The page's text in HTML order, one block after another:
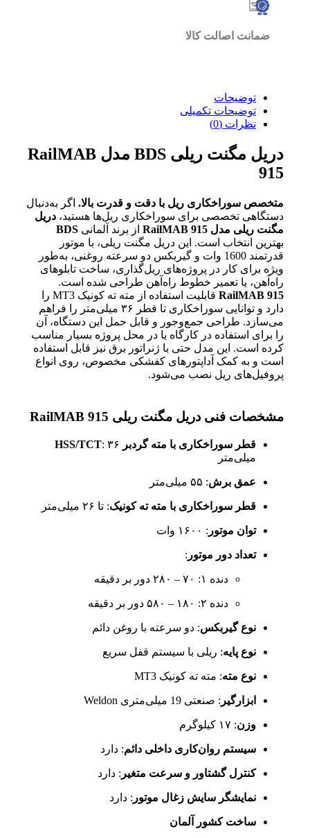
ضمانت اصالت کالا
توضیحات
توضیحات تکمیلی
نظرات (0)
دریل مگنت ریلی BDS مدل RailMAB
915
متخصص سوراخکاری ریل با دقت و قدرت بالا. اگر به‌دنبال
دستگاهی تخصصی برای سوراخکاری ریل‌ها هستید، دریل
مگنت ریلی مدل RailMAB 915
از برند آلمانی BDS
بهترین انتخاب است. این دریل مگنت ریلی، با موتور
قدرتمند 1600 وات و گیربکس دو سرعته روغنی، به‌طور
ویژه برای کار در پروژه‌های ریل‌گذاری، ساخت تابلوهای
راه‌آهن، یا تعمیر خطوط راه‌آهن طراحی شده است.
RailMAB 915
قابلیت استفاده از مته ته کونیک MT3 را
دارد و توانایی سوراخکاری تا قطر ۳۶ میلی‌متر را فراهم
می‌سازد. طراحی جمع‌وجور و قابل حمل این دستگاه، آن
را برای استفاده در کارگاه یا در محل پروژه بسیار مناسب
کرده است. این مدل حتی با ژنراتور برق نیز قابل‌ استفاده
است و به کمک آداپتورهای کفشکی مخصوص، روی انواع
پروفیل‌های ریل نصب می‌شود.
مشخصات فنی دریل مگنت ریلی RailMAB 915
قطر سوراخکاری با مته گردبر HSS/TCT : ۳۶
میلی‌متر
عمق برش: ۵۵ میلی‌متر
قطر سوراخکاری با مته ته کونیک: تا ۲۶ میلی‌متر
توان موتور : ۱۶۰۰ وات
تعداد دور موتور :
دنده ۱: ۷۰ – ۲۸۰ دور بر دقیقه
دنده ۲: ۱۸۰ – ۵۸۰ دور بر دقیقه
نوع گیربکس: دو سرعته با روغن دائم
نوع پایه: ریلی با سیستم قفل سریع
نوع مته: مته ته کونیک MT3
ابزارگیر : صنعتی 19 میلی‌متری Weldon
وزن: ۱۷ کیلوگرم
سیستم روان‌کاری داخلی دائم: دارد
کنترل گشتاور و سرعت متغیر : دارد
نمایشگر سایش زغال موتور : دارد
ساخت کشور آلمان